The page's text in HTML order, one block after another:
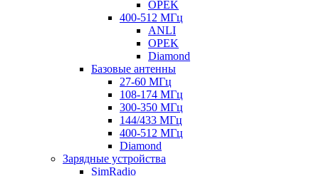
OPEK
400-512 МГц
ANLI
OPEK
Diamond
Базовые антенны
27-60 МГц
108-174 МГц
300-350 МГц
144/433 МГц
400-512 МГц
Diamond
Зарядные устройства
SimRadio